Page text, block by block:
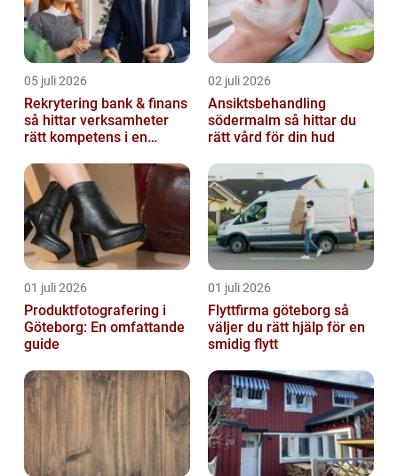
05 juli 2026
Rekrytering bank & finans
så hittar verksamheter
rätt kompetens i en
02 juli 2026
Ansiktsbehandling
södermalm så hittar du
rätt vård för din hud
01 juli 2026
Produktfotografering i
Göteborg: En omfattande
guide
01 juli 2026
Flyttfirma göteborg så
väljer du rätt hjälp för en
smidig flytt